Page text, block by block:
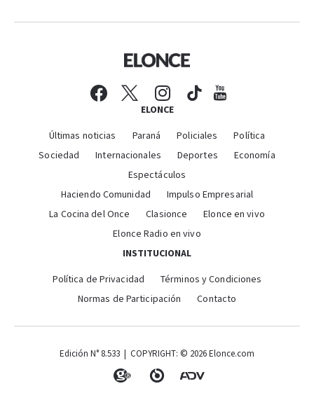
ELONCE
Últimas noticias Paraná Policiales
Política
Sociedad
Internacionales Deportes
Economía
Espectáculos
Haciendo Comunidad
Impulso Empresarial
La Cocina del Once
Clasionce
Elonce en vivo
Elonce Radio en vivo
INSTITUCIONAL
Política de Privacidad
Términos y Condiciones
Normas de Participación
Contacto
Edición N° 8.533 | COPYRIGHT: © 2026 Elonce.com